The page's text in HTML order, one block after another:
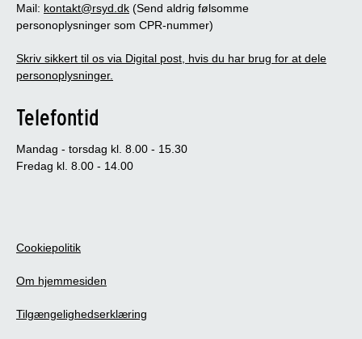
Mail: kontakt@rsyd.dk (Send aldrig følsomme
personoplysninger som CPR-nummer)
Skriv sikkert til os via Digital post, hvis du har brug for at dele
personoplysninger.
Telefontid
Mandag - torsdag kl. 8.00 - 15.30
Fredag kl. 8.00 - 14.00
Cookiepolitik
Om hjemmesiden
Tilgængelighedserklæring